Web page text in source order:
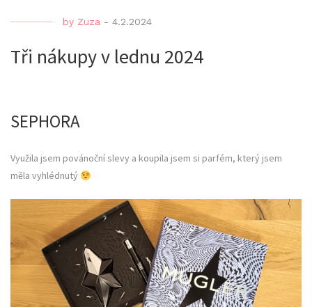
by Zuza - 4.2.2024
Tři nákupy v lednu 2024
SEPHORA
Využila jsem povánoční slevy a koupila jsem si parfém, který jsem
měla vyhlédnutý